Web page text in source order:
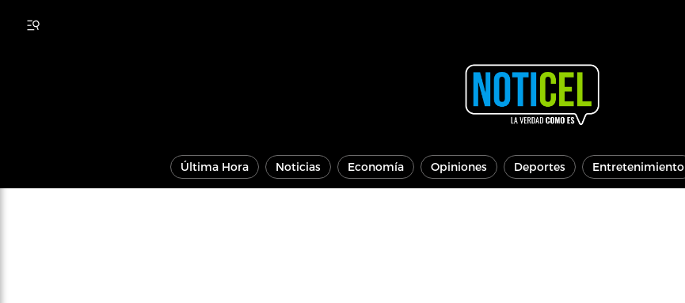
Última Hora Noticias Economía Opiniones Deportes Entretenimiento